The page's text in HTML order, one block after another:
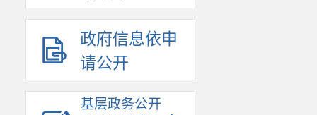
政府信息依申
请公开
基层政务公开